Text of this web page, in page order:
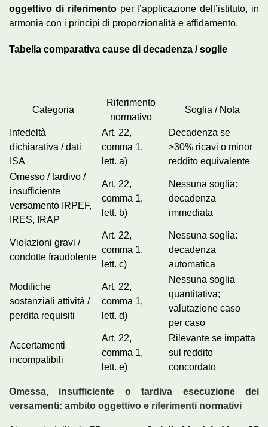
oggettivo di riferimentoper l’applicazione dell’istituto, in
armonia con i principi di proporzionalità e affidamento.
Tabella comparativa cause di decadenza / soglie
Categoria
Riferimento
normativo
Soglia / Nota
Infedeltà
dichiarativa / dati
ISA
Art. 22,
comma 1,
lett. a)
Decadenza se
>30% ricavi o minor
reddito equivalente
Omesso / tardivo /
insufficiente
versamento IRPEF,
IRES, IRAP
Art. 22,
comma 1,
lett. b)
Nessuna soglia:
decadenza
immediata
Violazioni gravi /
condotte fraudolente
Art. 22,
comma 1,
lett. c)
Nessuna soglia:
decadenza
automatica
Modifiche
sostanziali attività /
perdita requisiti
Art. 22,
comma 1,
lett. d)
Nessuna soglia
quantitativa;
valutazione caso
per caso
Accertamenti
incompatibili
Art. 22,
comma 1,
lett. e)
Rilevante se impatta
sul reddito
concordato
Omessa, insufficiente o tardiva esecuzione dei
versamenti: ambito oggettivo e riferimenti normativi